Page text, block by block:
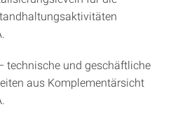
technische und geschäftliche
aus Komplementärsicht